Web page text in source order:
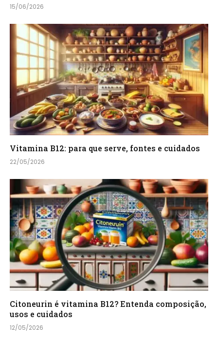
15/06/2026
Vitamina B12: para que serve, fontes e cuidados
22/05/2026
Citoneurin é vitamina B12? Entenda composição,
usos e cuidados
12/05/2026